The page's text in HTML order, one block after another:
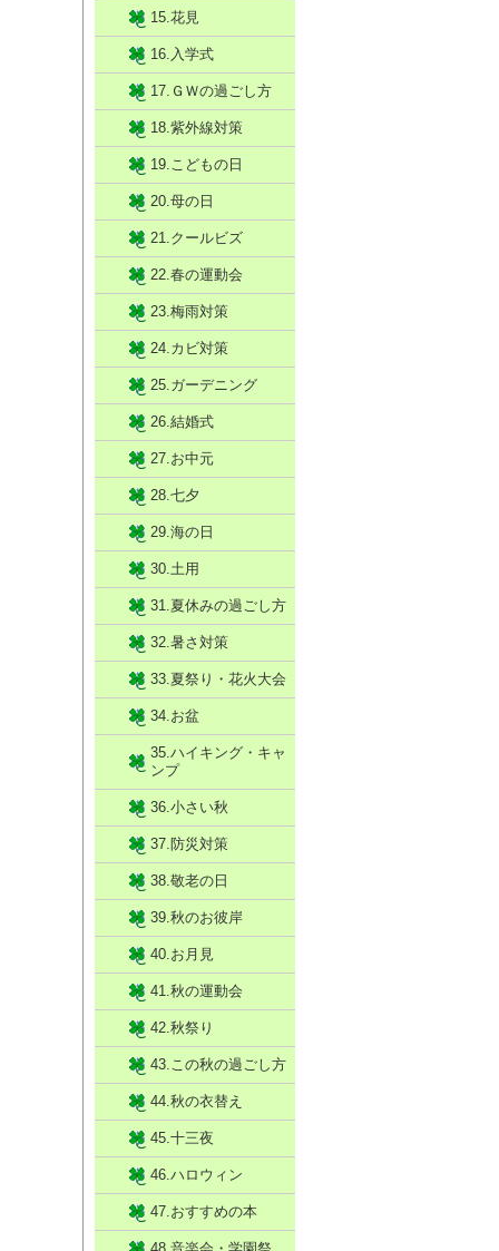
15.花見
16.入学式
17.ＧＷの過ごし方
18.紫外線対策
19.こどもの日
20.母の日
21.クールビズ
22.春の運動会
23.梅雨対策
24.カビ対策
25.ガーデニング
26.結婚式
27.お中元
28.七夕
29.海の日
30.土用
31.夏休みの過ごし方
32.暑さ対策
33.夏祭り・花火大会
34.お盆
35.ハイキング・キャ
ンプ
36.小さい秋
37.防災対策
38.敬老の日
39.秋のお彼岸
40.お月見
41.秋の運動会
42.秋祭り
43.この秋の過ごし方
44.秋の衣替え
45.十三夜
46.ハロウィン
47.おすすめの本
48.音楽会・学園祭